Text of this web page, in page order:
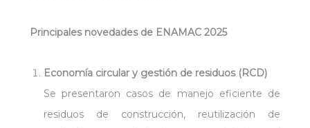
Principales novedades de ENAMAC 2025
Economía circular y gestión de residuos (RCD)
Se presentaron casos de manejo eficiente de
residuos de construcción, reutilización de